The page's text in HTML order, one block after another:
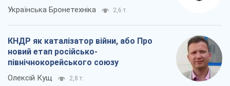
Українська Бронетехніка 2,6 т.
КНДР як каталізатор війни, або Про
новий етап російсько-
північнокорейського союзу
Олексій Кущ 2,8 т.